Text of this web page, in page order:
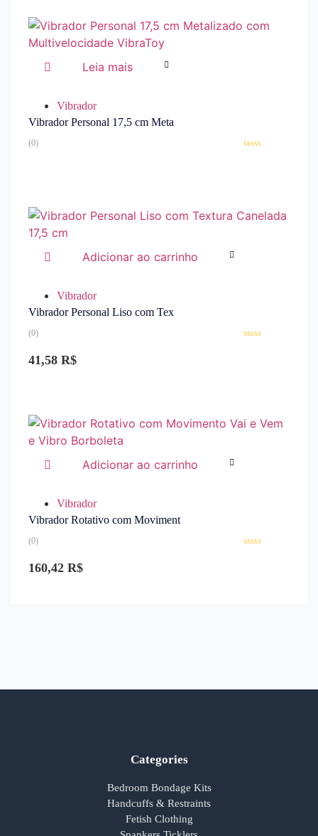
Leia mais
Vibrador
Vibrador Personal 17,5 cm Meta
(0)
Adicionar ao carrinho
Vibrador
Vibrador Personal Liso com Tex
(0)
41,58 R$
Adicionar ao carrinho
Vibrador
Vibrador Rotativo com Moviment
(0)
160,42 R$
Categories
Bedroom Bondage Kits
Handcuffs & Restraints
Fetish Clothing